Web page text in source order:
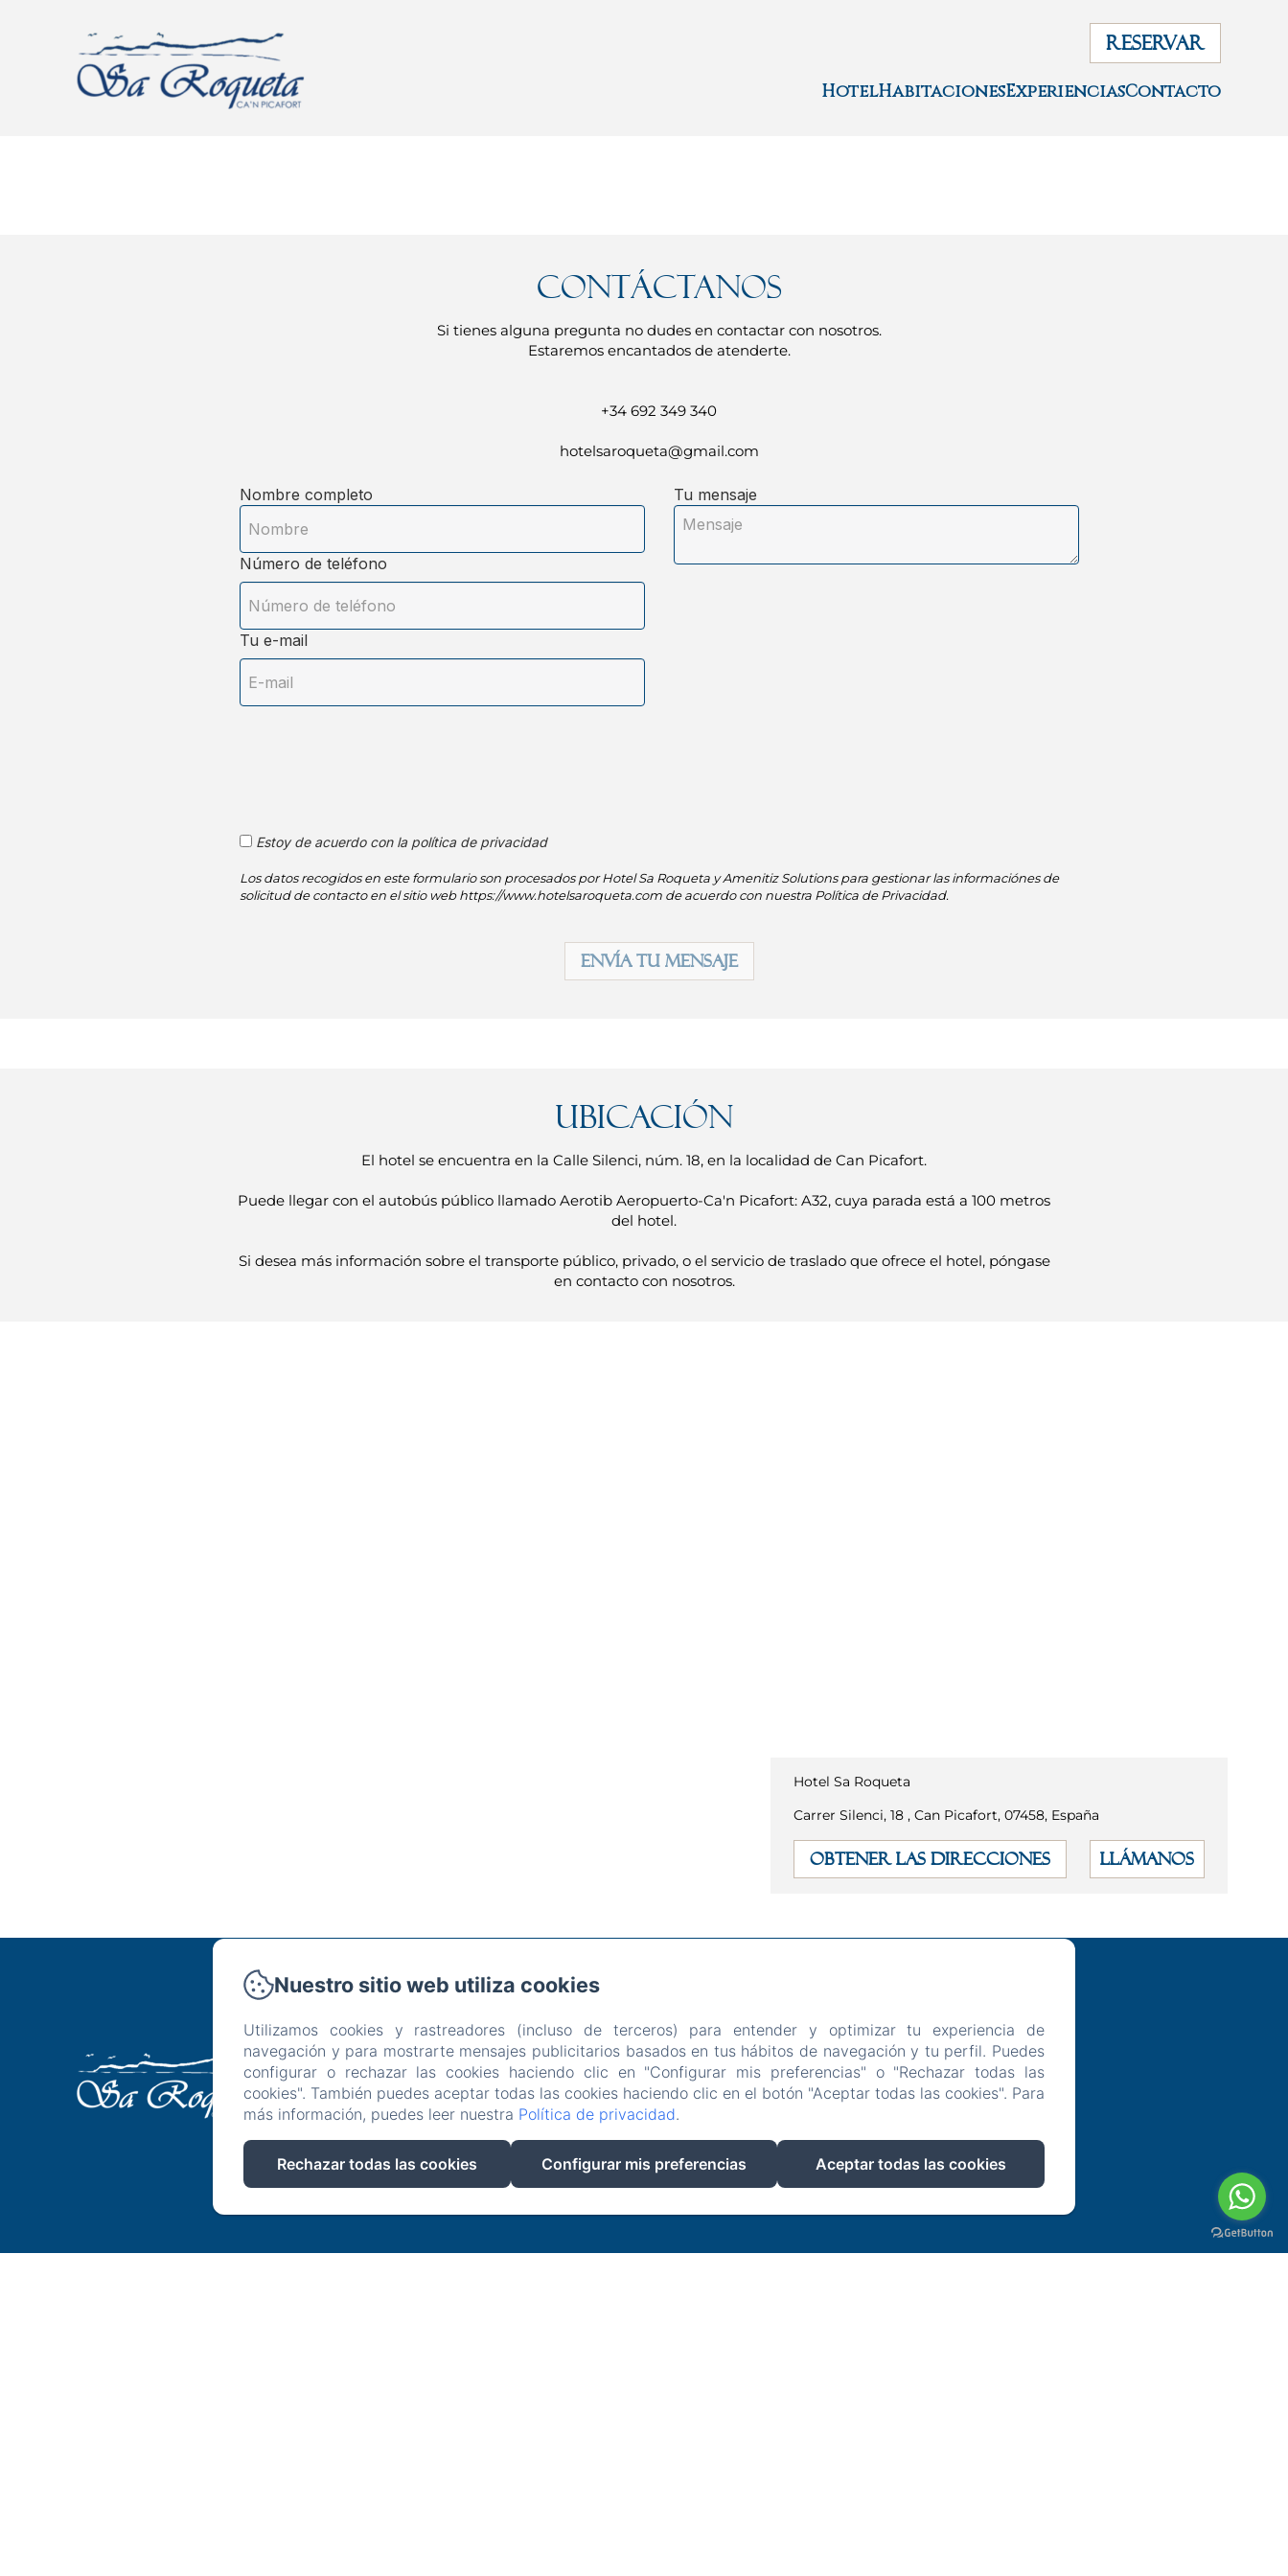
RESERVAR
HotelHabitacionesExperienciasContacto
Contáctanos
Si tienes alguna pregunta no dudes en contactar con nosotros.
Estaremos encantados de atenderte.
+34 692 349 340
hotelsaroqueta@gmail.com
Nombre completo
Número de teléfono
Tu e-mail
Tu mensaje
Estoy de acuerdo con la política de privacidad
Los datos recogidos en este formulario son procesados por Hotel Sa Roqueta y Amenitiz Solutions para gestionar las informaciónes de
solicitud de contacto en el sitio web https://www.hotelsaroqueta.com de acuerdo con nuestra Política de Privacidad.
Ubicación
El hotel se encuentra en la Calle Silenci, núm. 18, en la localidad de Can Picafort.
Puede llegar con el autobús público llamado Aerotib Aeropuerto-Ca'n Picafort: A32, cuya parada está a 100 metros
del hotel.
Si desea más información sobre el transporte público, privado, o el servicio de traslado que ofrece el hotel, póngase
en contacto con nosotros.
Hotel Sa Roqueta
Carrer Silenci, 18 , Can Picafort, 07458, España
OBTENER LAS DIRECCIONES LLÁMANOS
hotelsaroqueta@gmail.com
Hotel
Restaurante Experiencias Ubicación Contacto
Política de privacidad
Información legal
Información sobre cookies
EN FR ES IT
Nuestro sitio web utiliza cookies
Utilizamos cookies y rastreadores (incluso de terceros) para entender y optimizar tu experiencia de
navegación y para mostrarte mensajes publicitarios basados en tus hábitos de navegación y tu perfil. Puedes
configurar o rechazar las cookies haciendo clic en "Configurar mis preferencias" o "Rechazar todas las
cookies". También puedes aceptar todas las cookies haciendo clic en el botón "Aceptar todas las cookies". Para
más información, puedes leer nuestra Política de privacidad.
Rechazar todas las cookies Configurar mis preferencias Aceptar todas las cookies